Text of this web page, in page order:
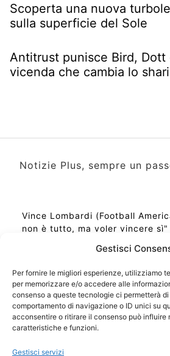
Gestisci
Per fornire le migliori esperienze, utilizziamo
per memorizzare e/o accedere alle
consenso a queste tecnologie ci permetterà
comportamento di navigazione o ID unici su
acconsentire o ritirare il consenso può influire
caratteristiche e funzioni.
Gestisci servizi
Scoperta una nuova
sulla superficie del Sole
Antitrust punisce Bird, Dott
vicenda che cambia lo
Notizie Plus, sempre un
Vince Lombardi (Football
non è tutto, ma voler vincere sì"
Ora Esatta in Italia in questo
Ti Senti Strano Ultimamente?
la Risonanza di Schumann
Come Sapere Se Stai